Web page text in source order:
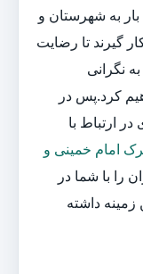
به شهرستان و
گیرند تا رضایت
نگرانی
کرد.پس در
ارتباط با
امام خمینی و
را با شما در
زمینه داشته